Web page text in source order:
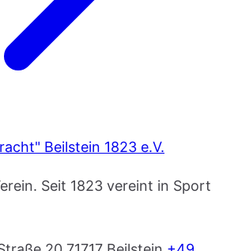
Beilstein 1823 e.V.
Seit 1823 vereint in Sport